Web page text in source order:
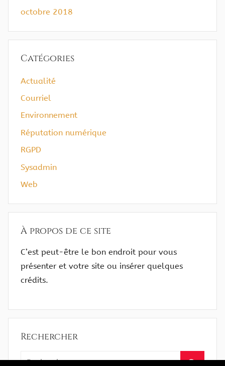
octobre 2018
Catégories
Actualité
Courriel
Environnement
Réputation numérique
RGPD
Sysadmin
Web
À propos de ce site
C’est peut-être le bon endroit pour vous
présenter et votre site ou insérer quelques
crédits.
Rechercher
Recherche